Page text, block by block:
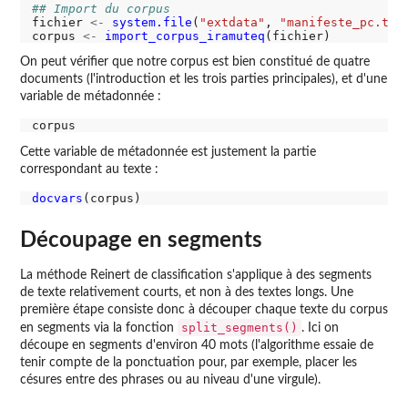
## Import du corpus
fichier <- system.file ( "extdata" ,
corpus <- import_corpus_iramuteq
On peut vérifier que notre corpus est bien constitué de quatre
documents (l'introduction et les trois parties principales), et d'une
variable de métadonnée :
Cette variable de métadonnée est justement la partie
correspondant au texte :
docvars
Découpage en segments
La méthode Reinert de classification s'applique à des segments
de texte relativement courts, et non à des textes longs. Une
première étape consiste donc à découper chaque texte du corpus
en segments via la fonction
split_segments() . Ici on
découpe en segments d'environ 40 mots (l'algorithme essaie de
tenir compte de la ponctuation pour, par exemple, placer les
césures entre des phrases ou au niveau d'une virgule).